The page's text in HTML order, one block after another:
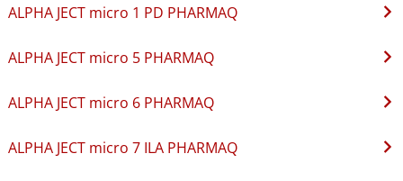
ALPHA JECT micro 1 PD PHARMAQ
ALPHA JECT micro 5 PHARMAQ
ALPHA JECT micro 6 PHARMAQ
ALPHA JECT micro 7 ILA PHARMAQ